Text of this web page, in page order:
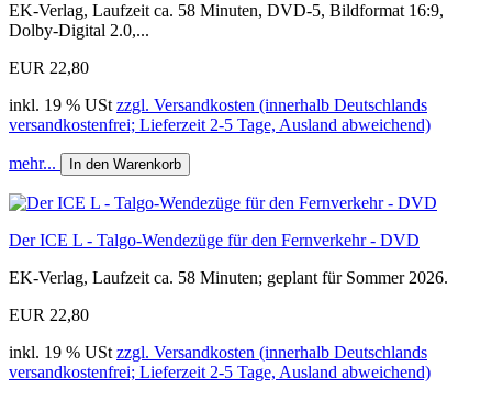
EK-Verlag, Laufzeit ca. 58 Minuten, DVD-5, Bildformat 16:9,
Dolby-Digital 2.0,...
EUR 22,80
inkl. 19 % USt zzgl. Versandkosten (innerhalb Deutschlands
versandkostenfrei; Lieferzeit 2-5 Tage, Ausland abweichend)
mehr... In den Warenkorb
Der ICE L - Talgo-Wendezüge für den Fernverkehr - DVD
EK-Verlag, Laufzeit ca. 58 Minuten; geplant für Sommer 2026.
EUR 22,80
inkl. 19 % USt zzgl. Versandkosten (innerhalb Deutschlands
versandkostenfrei; Lieferzeit 2-5 Tage, Ausland abweichend)